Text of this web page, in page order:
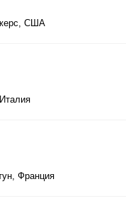
США
Франция